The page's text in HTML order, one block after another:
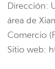
Dirección:
área de
Comercio
Sitio web: